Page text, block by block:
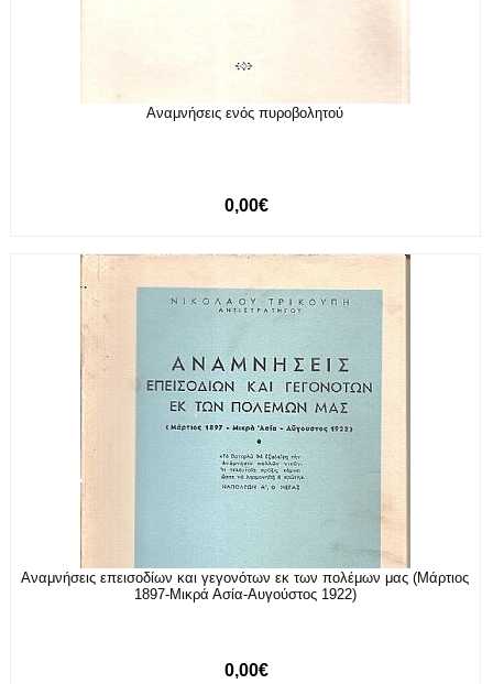
Αναμνήσεις ενός πυροβολητού
0,00€
Αναμνήσεις επεισοδίων και γεγονότων εκ των πολέμων μας (Μάρτιος
1897-Μικρά Ασία-Αυγούστος 1922)
0,00€